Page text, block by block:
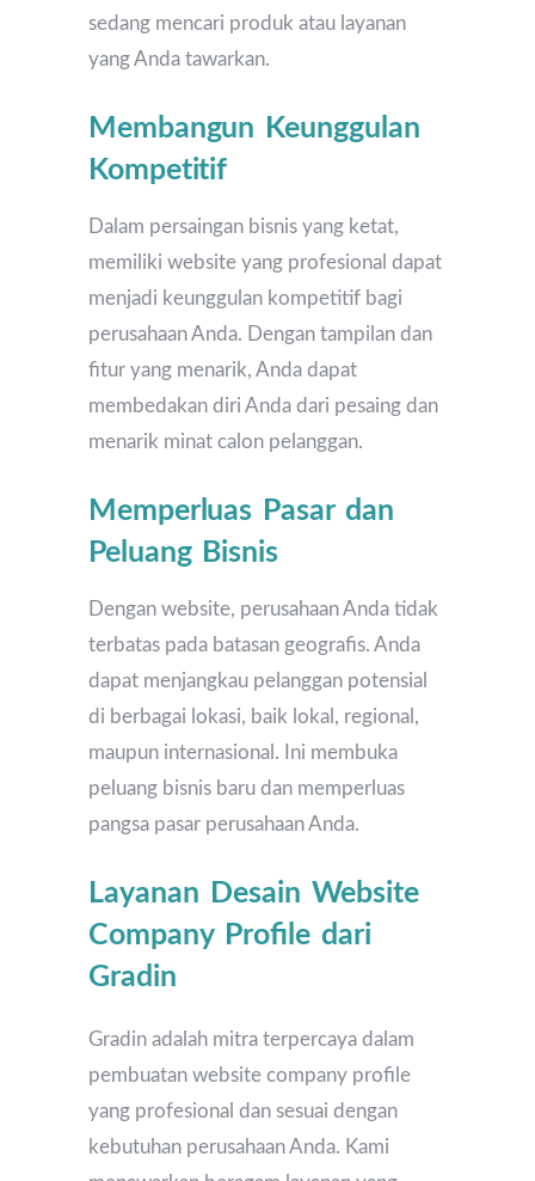
sedang mencari produk atau layanan
yang Anda tawarkan.
Membangun Keunggulan
Kompetitif
Dalam persaingan bisnis yang ketat,
memiliki website yang profesional dapat
menjadi keunggulan kompetitif bagi
perusahaan Anda. Dengan tampilan dan
fitur yang menarik, Anda dapat
membedakan diri Anda dari pesaing dan
menarik minat calon pelanggan.
Memperluas Pasar dan
Peluang Bisnis
Dengan website, perusahaan Anda tidak
terbatas pada batasan geografis. Anda
dapat menjangkau pelanggan potensial
di berbagai lokasi, baik lokal, regional,
maupun internasional. Ini membuka
peluang bisnis baru dan memperluas
pangsa pasar perusahaan Anda.
Layanan Desain Website
Company Profile dari
Gradin
Gradin adalah mitra terpercaya dalam
pembuatan website company profile
yang profesional dan sesuai dengan
kebutuhan perusahaan Anda. Kami